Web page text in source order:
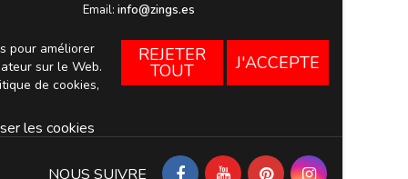
Email: info@zings.es
pour améliorer
sur le Web.
de cookies,
les cookies
REJETER
TOUT J'ACCEPTE
NOUS SUIVRE